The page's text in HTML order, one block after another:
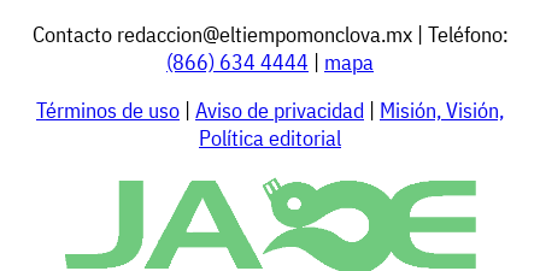
Contacto redaccion@eltiempomonclova.mx| Teléfono:
(866) 634 4444 | mapa
Términos de uso | Aviso de privacidad | Misión, Visión,
Política editorial